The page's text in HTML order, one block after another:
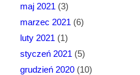
maj 2021 (3)
marzec 2021 (6)
luty 2021 (1)
styczeń 2021 (5)
grudzień 2020(10)